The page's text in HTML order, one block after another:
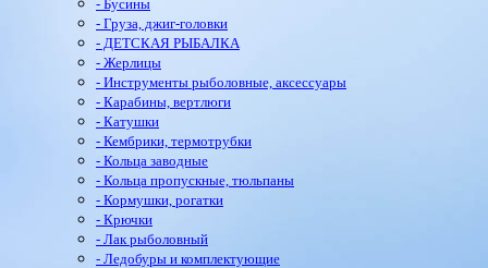
- Бусины
- Груза, джиг-головки
- ДЕТСКАЯ РЫБАЛКА
- Жерлицы
- Инструменты рыболовные, аксессуары
- Карабины, вертлюги
- Катушки
- Кембрики, термотрубки
- Кольца заводные
- Кольца пропускные, тюльпаны
- Кормушки, рогатки
- Крючки
- Лак рыболовный
- Ледобуры и комплектующие